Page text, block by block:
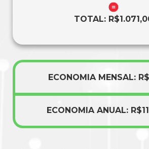
TOTAL:
ECONOMIA MENSAL:
ECONOMIA ANUAL: